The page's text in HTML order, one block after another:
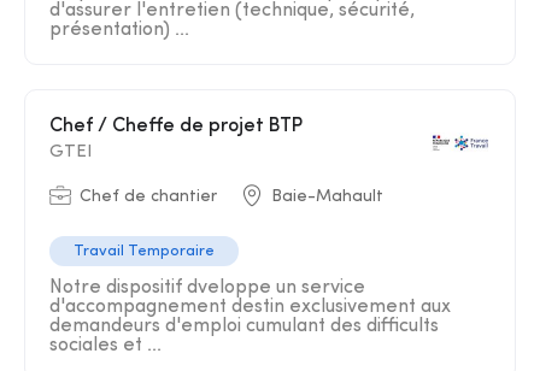
d'assurer l'entretien (technique, sécurité,
présentation) ...
Chef / Cheffe de projet BTP
GTEI
Chef de chantier Baie-Mahault
Travail Temporaire
Notre dispositif dveloppe un service
d'accompagnement destin exclusivement aux
demandeurs d'emploi cumulant des difficults
sociales et ...